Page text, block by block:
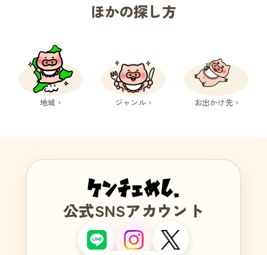
ほかの探し方
地域 › ジャンル › お出かけ先 ›
公式SNSアカウント